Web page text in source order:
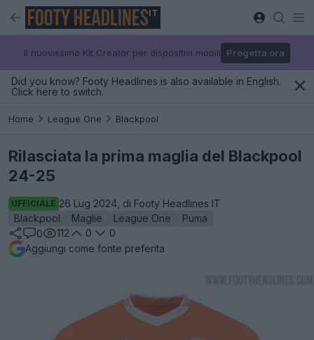
IT
Il nuovissimo Kit Creator per dispositivi mobili Progetta ora
Did you know? Footy Headlines is also available in English.
Click here to switch.
Home League One Blackpool
Rilasciata la prima maglia del Blackpool
24-25
UFFICIALE 26 Lug 2024, di Footy Headlines IT
Blackpool
Maglie League One
Puma
0
112 0
0
Aggiungi come fonte preferita